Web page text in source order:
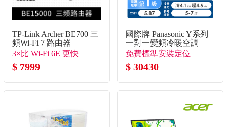
TP-Link Archer BE700 三
頻Wi-Fi 7 路由器
3×比 Wi-Fi 6E 更快
$ 7999
國際牌 Panasonic Y系列
一對一變頻冷暖空調
免費標準安裝定位
$ 30430